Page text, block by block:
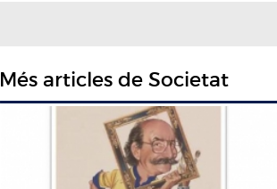
Més articles de Societat